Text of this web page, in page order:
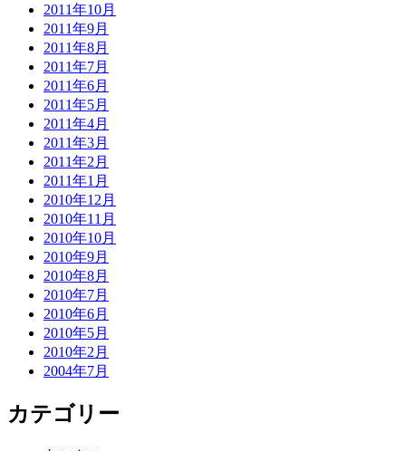
2011年10月
2011年9月
2011年8月
2011年7月
2011年6月
2011年5月
2011年4月
2011年3月
2011年2月
2011年1月
2010年12月
2010年11月
2010年10月
2010年9月
2010年8月
2010年7月
2010年6月
2010年5月
2010年2月
2004年7月
カテゴリー